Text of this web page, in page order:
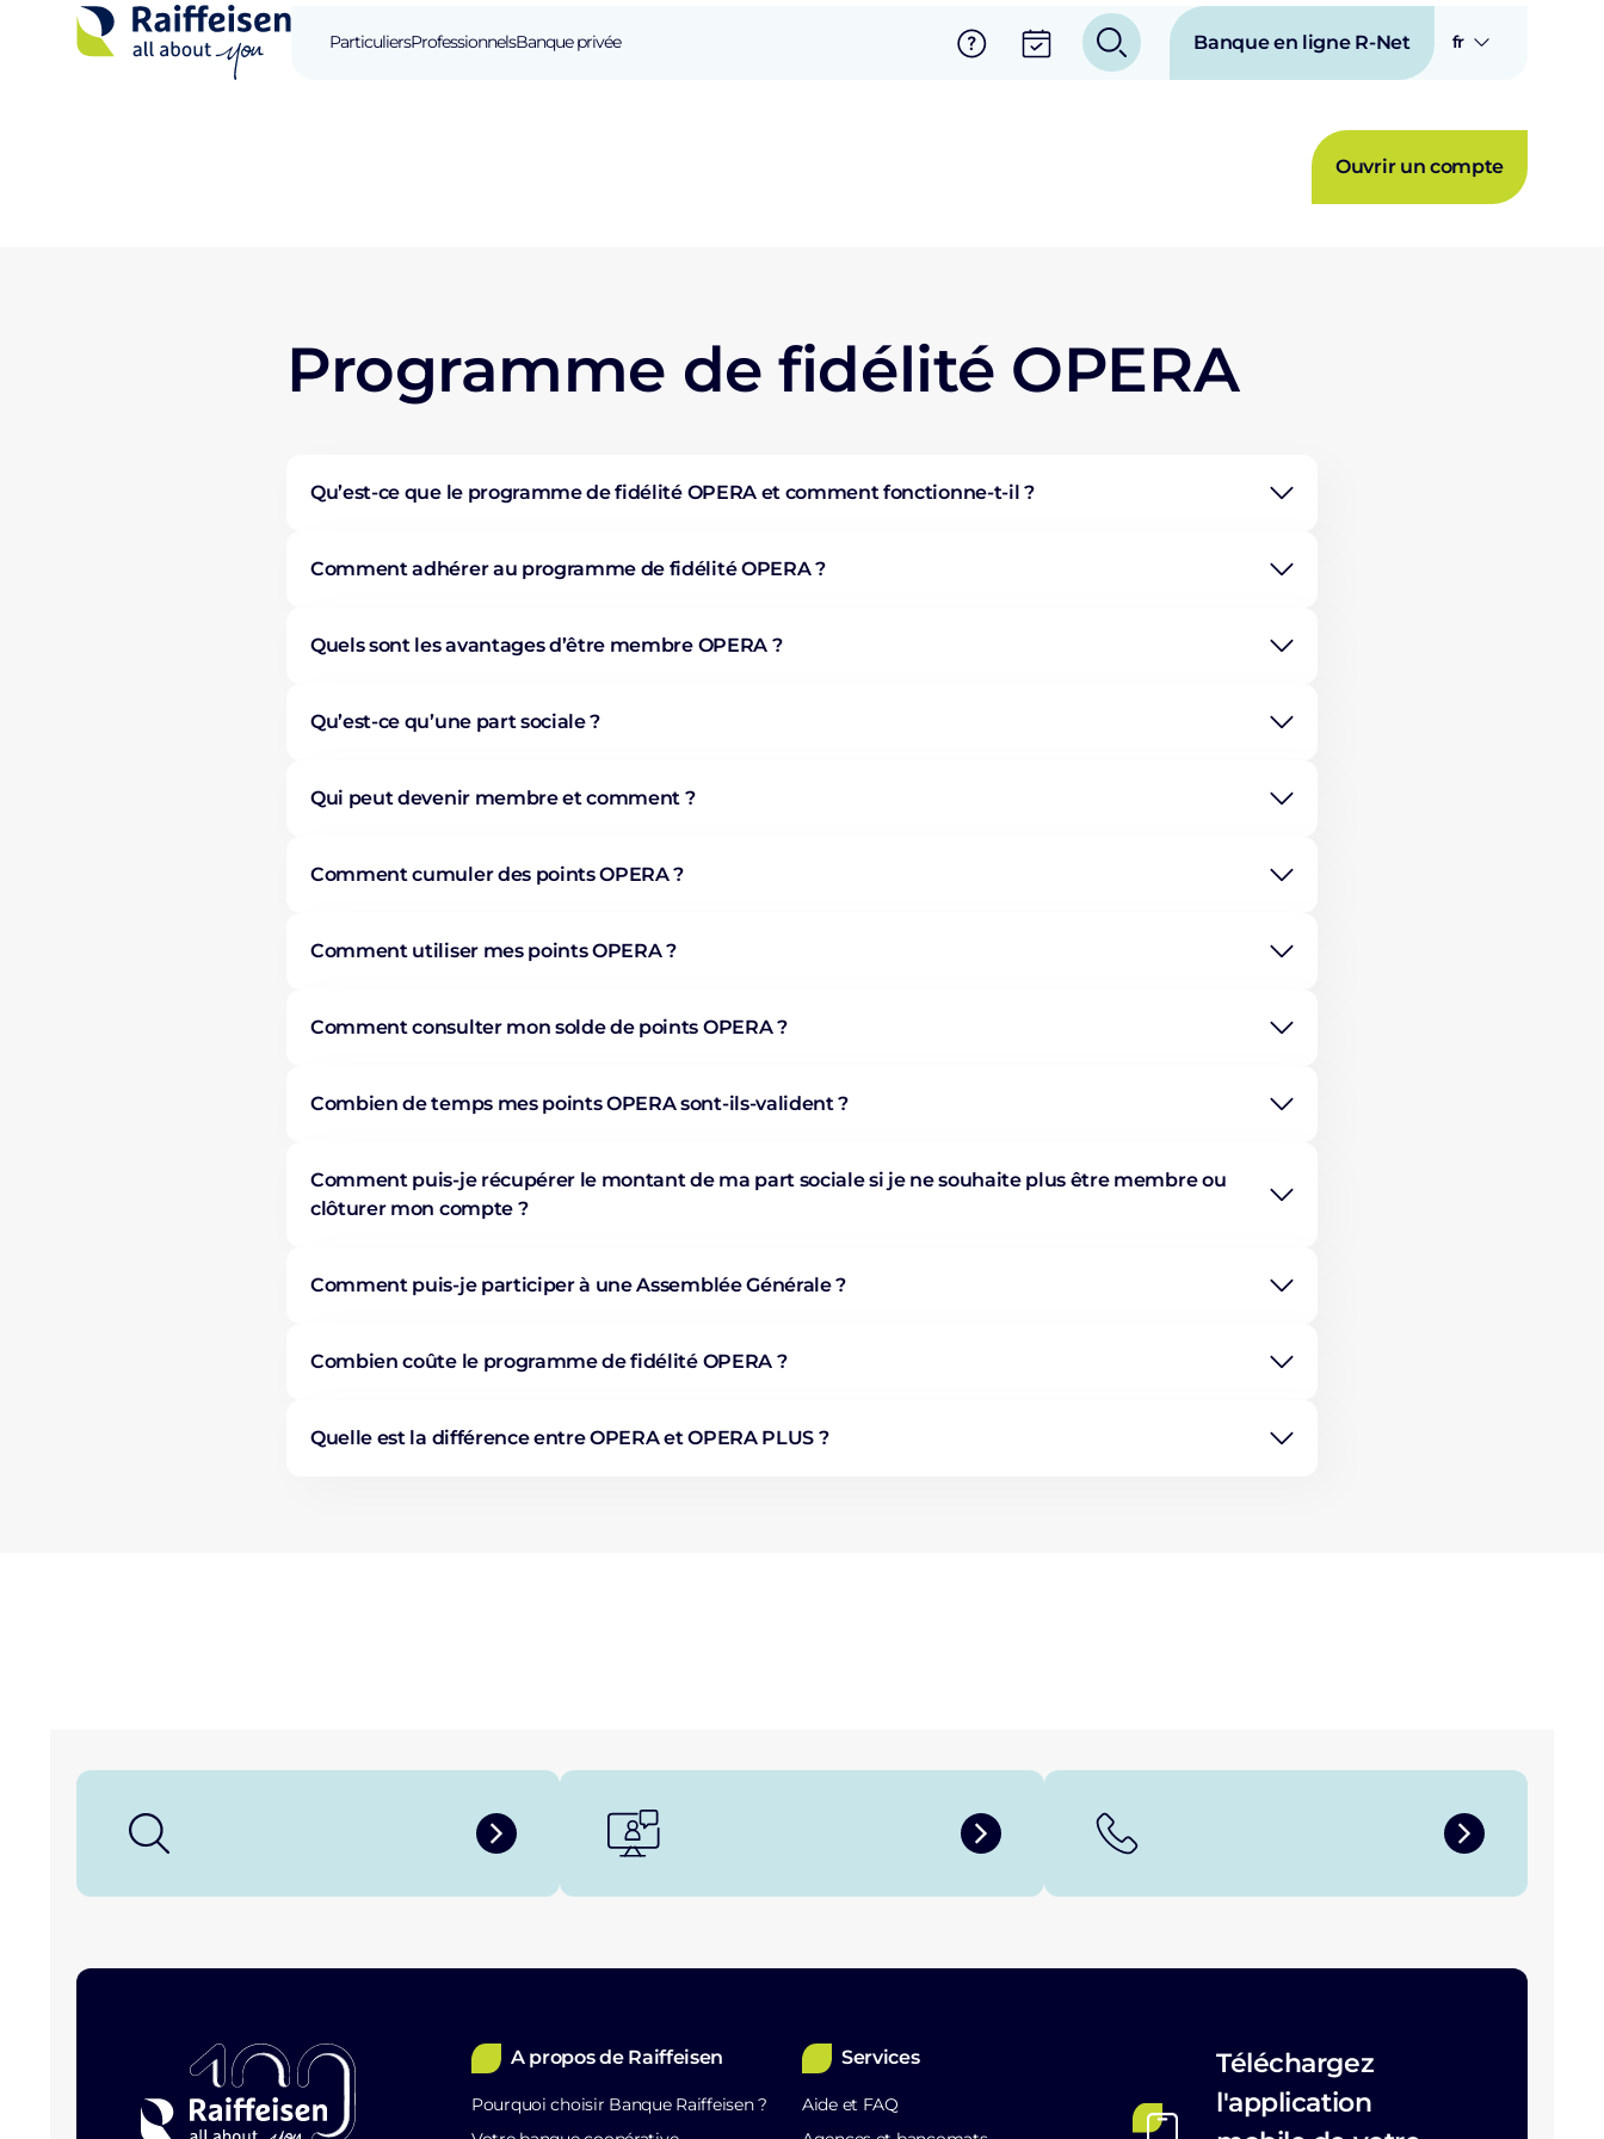
ParticuliersProfessionnelsBanque privée Banque en ligne R-Net fr
Ouvrir un compte
Programme de fidélité OPERA
Qu’est-ce que le programme de fidélité OPERA et comment fonctionne-t-il ?
Comment adhérer au programme de fidélité OPERA ?
Quels sont les avantages d’être membre OPERA ?
Qu’est-ce qu’une part sociale ?
Qui peut devenir membre et comment ?
Comment cumuler des points OPERA ?
Comment utiliser mes points OPERA ?
Comment consulter mon solde de points OPERA ?
Combien de temps mes points OPERA sont-ils-valident ?
Comment puis-je récupérer le montant de ma part sociale si je ne souhaite plus être membre ou
clôturer mon compte ?
Comment puis-je participer à une Assemblée Générale ?
Combien coûte le programme de fidélité OPERA ?
Quelle est la différence entre OPERA et OPERA PLUS ?
A propos de Raiffeisen
Pourquoi choisir Banque Raiffeisen ?
Services
Aide et FAQ
Téléchargez
l'application